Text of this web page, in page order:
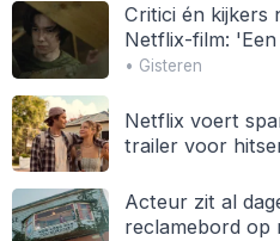
Critici én kijkers
Netflix-film:
• Gisteren
Netflix voert
trailer voor
Acteur zit al
reclamebord op